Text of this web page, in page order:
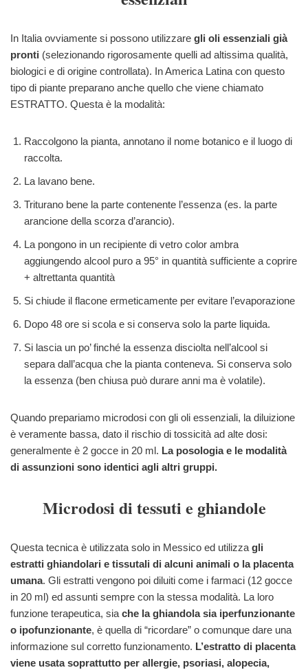
In Italia ovviamente si possono utilizzare gli oli essenziali già
pronti (selezionando rigorosamente quelli ad altissima qualità,
biologici e di origine controllata). In America Latina con questo
tipo di piante preparano anche quello che viene chiamato
ESTRATTO. Questa è la modalità:
Raccolgono la pianta, annotano il nome botanico e il luogo di
raccolta.
La lavano bene.
Triturano bene la parte contenente l’essenza (es. la parte
arancione della scorza d’arancio).
La pongono in un recipiente di vetro color ambra
aggiungendo alcool puro a 95° in quantità sufficiente a coprire
+ altrettanta quantità
Si chiude il flacone ermeticamente per evitare l’evaporazione
Dopo 48 ore si scola e si conserva solo la parte liquida.
Si lascia un po’ finché la essenza disciolta nell’alcool si
separa dall’acqua che la pianta conteneva. Si conserva solo
la essenza (ben chiusa può durare anni ma è volatile).
Quando prepariamo microdosi con gli oli essenziali, la diluizione
è veramente bassa, dato il rischio di tossicità ad alte dosi:
generalmente è 2 gocce in 20 ml. La posologia e le modalità
di assunzioni sono identici agli altri gruppi.
Microdosi di tessuti e ghiandole
Questa tecnica è utilizzata solo in Messico ed utilizza gli
estratti ghiandolari e tissutali di alcuni animali o la placenta
umana. Gli estratti vengono poi diluiti come i farmaci (12 gocce
in 20 ml) ed assunti sempre con la stessa modalità. La loro
funzione terapeutica, sia che la ghiandola sia iperfunzionante
o ipofunzionante, è quella di “ricordare” o comunque dare una
informazione sul corretto funzionamento. L’estratto di placenta
viene usata soprattutto per allergie, psoriasi, alopecia,